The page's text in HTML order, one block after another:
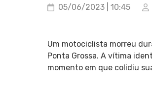
05/06/2023 | 10:45
Um motociclista morreu
Ponta Grossa. A vítima
momento em que colidiu